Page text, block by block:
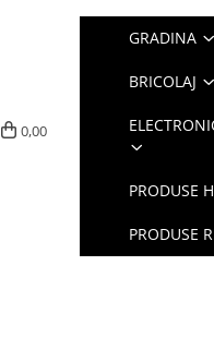
0,00
GRADINA
BRICOLAJ
PRODUSE
PRODUSE